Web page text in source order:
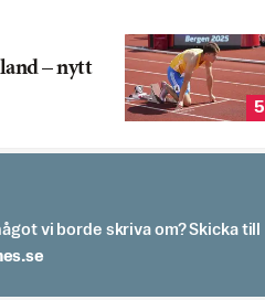
– nytt
5
vi borde skriva om? Skicka till